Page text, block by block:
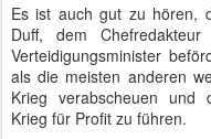
Es ist auch gut zu hören,
Duff, dem
Verteidigungsminister
als die meisten anderen
Krieg verabscheuen und
Krieg für Profit zu führen.